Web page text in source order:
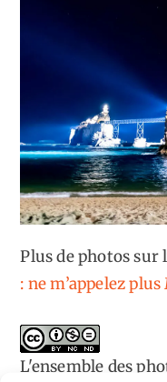
Plus de photos
: ne m’appelez
L'ensemble des